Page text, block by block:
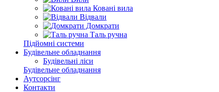
Ковані вила
Відвали
Домкрати
Таль ручна
Підйомні системи
Будівельне обладнання
Будівельні ліси
Будівельне обладнання
Аутсорсінг
Контакти